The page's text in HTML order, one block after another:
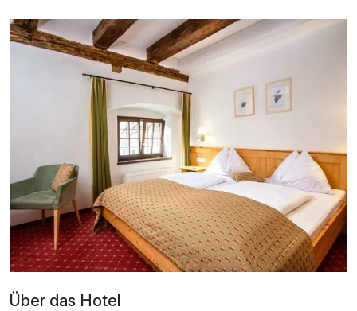
Zusatznächte
p.P. ab707,00 €
Über das Hotel